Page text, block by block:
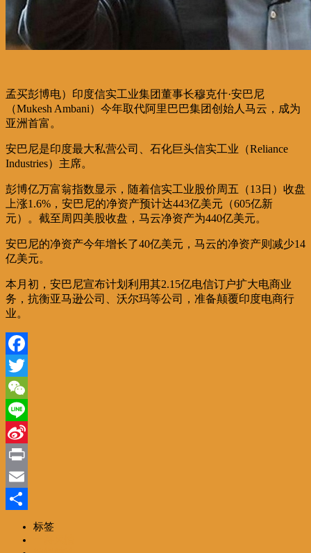
孟买彭博电）印度信实工业集团董事长穆克什·安巴尼
（Mukesh Ambani）今年取代阿里巴巴集团创始人马云，成为
亚洲首富。
安巴尼是印度最大私营公司、石化巨头信实工业（Reliance
Industries）主席。
彭博亿万富翁指数显示，随着信实工业股价周五（13日）收盘
上涨1.6%，安巴尼的净资产预计达443亿美元（605亿新
元）。截至周四美股收盘，马云净资产为440亿美元。
安巴尼的净资产今年增长了40亿美元，马云的净资产则减少14
亿美元。
本月初，安巴尼宣布计划利用其2.15亿电信订户扩大电商业
务，抗衡亚马逊公司、沃尔玛等公司，准备颠覆印度电商行
业。
Facebook
Twitter
WeChat
Line
Sina
Weibo
Print
Email
标签